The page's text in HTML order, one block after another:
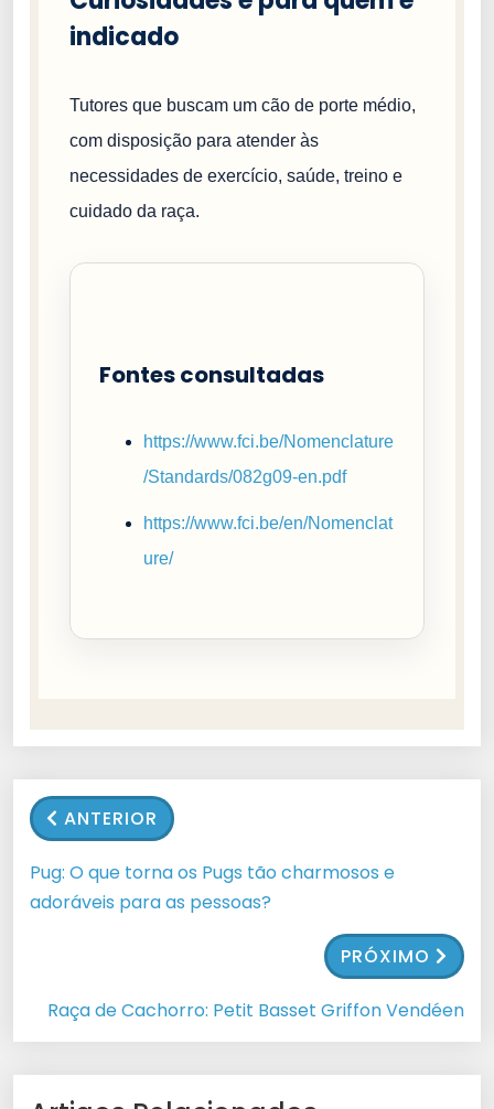
indicado
Tutores que buscam um cão de porte médio,
com disposição para atender às
necessidades de exercício, saúde, treino e
cuidado da raça.
Fontes consultadas
https://www.fci.be/Nomenclature
/Standards/082g09-en.pdf
https://www.fci.be/en/Nomenclat
ure/
ANTERIOR
Pug: O que torna os Pugs tão charmosos e
adoráveis para as pessoas?
PRÓXIMO
Raça de Cachorro: Petit Basset Griffon Vendéen